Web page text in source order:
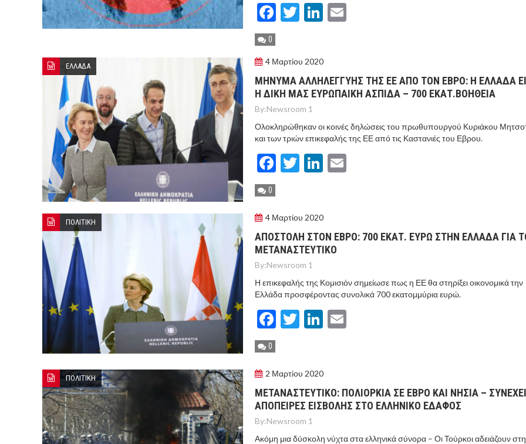
Facebook
TwitterLinkedIn
0
ΕΛΛΑΔΑ 4 Μαρτίου 2020
ΜΗΝΥΜΑ ΑΛΛΗΛΕΓΓΥΗΣ ΤΗΣ ΕΕ ΑΠΟ ΤΟΝ ΕΒΡΟ: Η ΕΛΛΑΔΑ
Η ΔΙΚΗ ΜΑΣ ΕΥΡΩΠΑΙΚΗ ΑΣΠΙΔΑ – 700 ΕΚΑΤ.ΒΟΗΘΕΙΑ
By:Newsroom 1
Ολοκληρώθηκαν οι κοινές δηλώσεις του πρωθυπουργού Κυριάκου
και των τριών επικεφαλής της ΕΕ από τις Καστανιές του Εβρου.
Facebook
TwitterLinkedIn
0
ΠΟΛΙΤΙΚΗ 4 Μαρτίου 2020
ΑΠΟΣΤΟΛΗ ΣΤΟΝ ΕΒΡΟ: 700 ΕΚΑΤ. ΕΥΡΩ ΣΤΗΝ ΕΛΛΑΔΑ ΓΙΑ
ΜΕΤΑΝΑΣΤΕΥΤΙΚΟ
By:Newsroom 1
Η επικεφαλής της Κομισιόν σημείωσε πως η ΕΕ θα στηρίξει οικονομικά την
Ελλάδα προσφέροντας συνολικά 700 εκατομμύρια ευρώ.
Facebook
TwitterLinkedIn
0
ΠΟΛΙΤΙΚΗ 2 Μαρτίου 2020
ΜΕΤΑΝΑΣΤΕΥΤΙΚΟ: ΠΟΛΙΟΡΚΙΑ ΣΕ ΕΒΡΟ ΚΑΙ ΝΗΣΙΑ –
ΑΠΟΠΕΙΡΕΣ ΕΙΣΒΟΛΗΣ ΣΤΟ ΕΛΛΗΝΙΚΟ ΕΔΑΦΟΣ
By:Newsroom 1
Ακόμη μια δύσκολη νύχτα στα ελληνικά σύνορα – Οι Τούρκοι αδειάζουν στη